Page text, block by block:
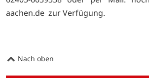
aachen.de zur Verfügung.
Nach oben